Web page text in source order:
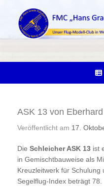
springen
ASK 13 von
Veröffentlicht am 17.
Die Schleicher ASK 13 ist
in Gemischtbauweise als
Kreuzleitwerk für
Segelflug-Index beträgt 78.